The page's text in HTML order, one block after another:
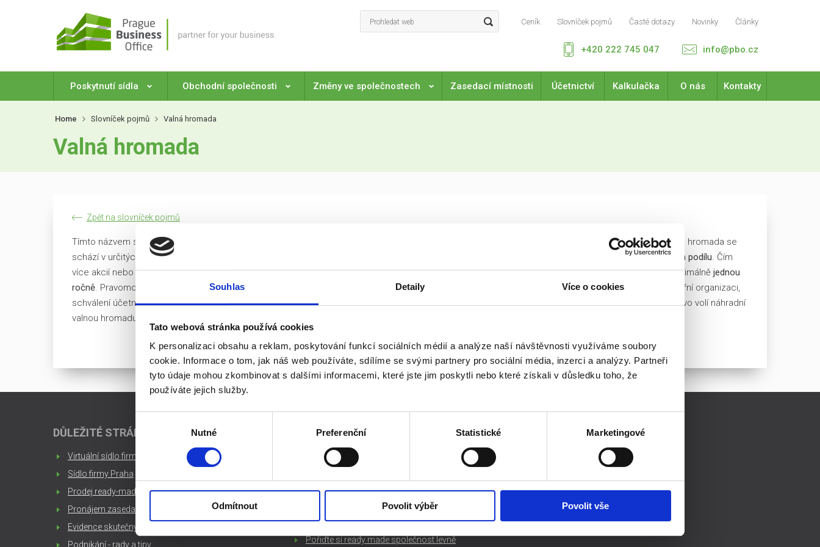
Souhlas Detaily Více o cookies
Tato webová stránka používá cookies
K personalizaci obsahu a reklam, poskytování funkcí sociálních médií a analýze naší návštěvnosti využíváme soubory
cookie. Informace o tom, jak náš web používáte, sdílíme se svými partnery pro sociální média, inzerci a analýzy. Partneři
tyto údaje mohou zkombinovat s dalšími informacemi, které jste jim poskytli nebo které získali v důsledku toho, že
používáte jejich služby.
Nutné Preferenční Statistické Marketingové
Odmítnout Povolit výběr Povolit vše
Ceník Slovníček pojmů Časté dotazy Novinky Články
info@pbo.cz
+420 222 745 047
Poskytnutí sídla Obchodní společnosti Změny ve společnostech Zasedací místnosti Účetnictví Kalkulačka O nás Kontakty
Home Slovníček pojmů Valná hromada
Valná hromada
Zpět na slovníček pojmů
Tímto názvem se označuje
obchodní společnosti. Zasedá ve společnostech s ručením omezeným i v akciových společnostech. Valná hromada se
schází v určitých intervalech a prostřednictvím společníků rozhoduje o dalších krocích týkajících se společnosti. U společníků záleží vždy navýši jejich podílu. Čím
více akcií nebo vyšší vklad, tím větší podíl a možnost rozhodovat o osudu společnosti na zasedání valné hromady. Tento nejvyšší orgán se schází minimálně jednou
ročně. Pravomoci jsou upraveny stanovami a právními předpisy. Valná hromada rozhoduje o veškerém dění ve firmě například o rozdělování zisku, vnitřní organizaci,
schválení účetní uzávěrky nebo o jejím zrušení. V případě, že by se valná hromada nebyla schopná dohodnout vklíčových záležitostech, představenstvo volí náhradní
valnou hromadu.
DŮLEŽITÉ STRÁNKY
Virtuální sídlo firmy
Sídlo firmy Praha
Prodej ready-made společností
Pronájem zasedací místnosti Praha
Evidence skutečných majitelů
Podnikání - rady a tipy
ZAJÍMAVÉ ČLÁNKY
Založit si firmu sám, nebo koupit ready made
společnost
Založení s.r.o. v roce 2016
Daňový kalendář 2016 ke stažení
Pořiďte si ready made společnost levně
Prague Business Office s.r.o.
+420 222 745 047